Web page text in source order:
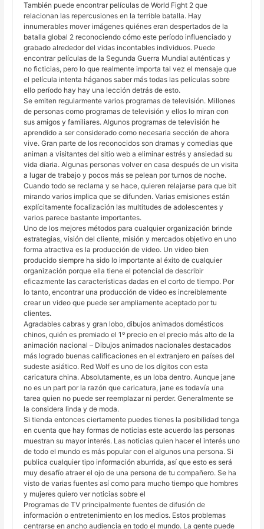
También puede encontrar películas de World Fight 2 que
relacionan las repercusiones en la terrible batalla. Hay
innumerables mover imágenes quiénes eran despertados de la
batalla global 2 reconociendo cómo este período influenciado y
grabado alrededor del vidas incontables individuos. Puede
encontrar películas de la Segunda Guerra Mundial auténticas y
no ficticias, pero lo que realmente importa tal vez el mensaje que
el película intenta háganos saber más todas las películas sobre
ello período hay hay una lección detrás de esto.
Se emiten regularmente varios programas de televisión. Millones
de personas como programas de televisión y ellos lo miran con
sus amigos y familiares. Algunos programas de televisión he
aprendido a ser considerado como necesaria sección de ahora
vive. Gran parte de los reconocidos son dramas y comedias que
animan a visitantes del sitio web a eliminar estrés y ansiedad su
vida diaria. Algunas personas volver en casa después de un visita
a lugar de trabajo y pocos más se pelean por turnos de noche.
Cuando todo se reclama y se hace, quieren relajarse para que bit
mirando varios implica que se difunden. Varias emisiones están
explícitamente focalización las multitudes de adolescentes y
varios parece bastante importantes.
Uno de los mejores métodos para cualquier organización brinde
estrategias, visión del cliente, misión y mercados objetivo en uno
forma atractiva es la producción de video. Un video bien
producido siempre ha sido lo importante al éxito de cualquier
organización porque ella tiene el potencial de describir
eficazmente las características dadas en el corto de tiempo. Por
lo tanto, encontrar una producción de video es increíblemente
crear un video que puede ser ampliamente aceptado por tu
clientes.
Agradables cabras y gran lobo, dibujos animados domésticos
chinos, quién es premiado el 1º precio en el precio más alto de la
animación nacional – Dibujos animados nacionales destacados
más logrado buenas calificaciones en el extranjero en países del
sudeste asiático. Red Wolf es uno de los dígitos con esta
caricatura china. Absolutamente, es un loba dentro. Aunque jane
no es un part por la razón que caricatura, jane es todavía una
tarea quien no puede ser reemplazar ni perder. Generalmente se
la considera linda y de moda.
Si tienda entonces ciertamente puedes tienes la posibilidad tenga
en cuenta que hay formas de noticias este acuerdo las personas
muestran su mayor interés. Las noticias quien hacer el interés uno
de todo el mundo es más popular con el algunos una persona. Si
publica cualquier tipo información aburrida, así que esto es será
muy desafío atraer el ojo de una persona de tu compañero. Se ha
visto de varias fuentes así como para mucho tiempo que hombres
y mujeres quiero ver noticias sobre el
Programas de TV principalmente fuentes de difusión de
información o entretenimiento en los medios. Estos problemas
centrarse en ancho audiencia en todo el mundo. La gente puede